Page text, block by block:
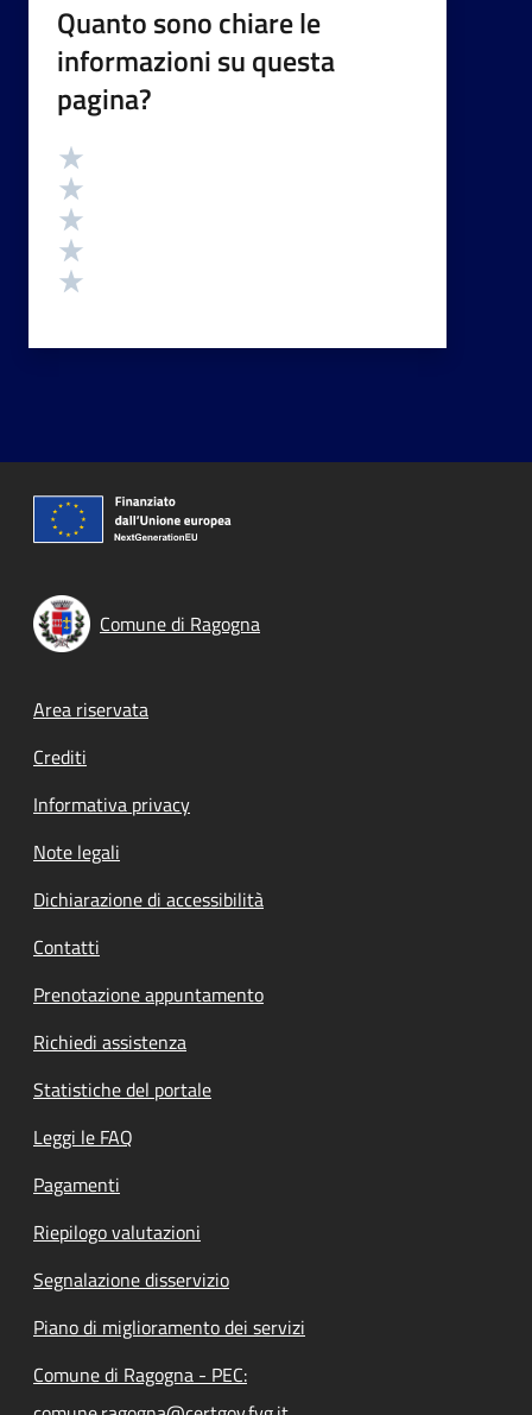
Quanto sono chiare le
informazioni su questa
pagina?
Valutazione
Comune di Ragogna
Footer menu
Area riservata
Crediti
Informativa privacy
Note legali
Dichiarazione di accessibilità
Contatti
Prenotazione appuntamento
Richiedi assistenza
Statistiche del portale
Leggi le FAQ
Pagamenti
Riepilogo valutazioni
Segnalazione disservizio
Piano di miglioramento dei servizi
Comune di Ragogna - PEC: